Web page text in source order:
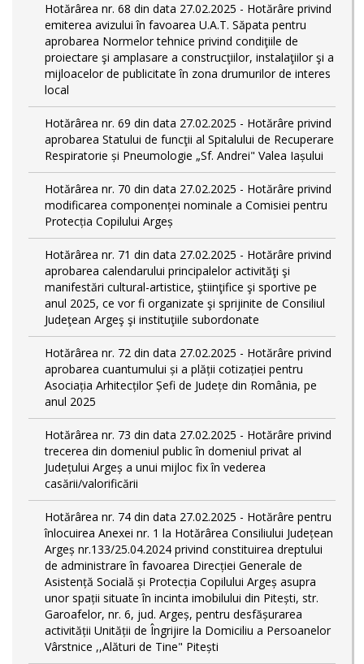
Hotărârea nr. 68 din data 27.02.2025 - Hotărâre privind
emiterea avizului în favoarea U.A.T. Săpata pentru
aprobarea Normelor tehnice privind condiţiile de
proiectare şi amplasare a construcţiilor, instalaţiilor şi a
mijloacelor de publicitate în zona drumurilor de interes
local
Hotărârea nr. 69 din data 27.02.2025 - Hotărâre privind
aprobarea Statului de funcţii al Spitalului de Recuperare
Respiratorie și Pneumologie „Sf. Andrei" Valea Iașului
Hotărârea nr. 70 din data 27.02.2025 - Hotărâre privind
modificarea componenței nominale a Comisiei pentru
Protecția Copilului Argeș
Hotărârea nr. 71 din data 27.02.2025 - Hotărâre privind
aprobarea calendarului principalelor activităţi şi
manifestări cultural-artistice, ştiinţifice şi sportive pe
anul 2025, ce vor fi organizate şi sprijinite de Consiliul
Judeţean Argeş şi instituţiile subordonate
Hotărârea nr. 72 din data 27.02.2025 - Hotărâre privind
aprobarea cuantumului și a plății cotizației pentru
Asociația Arhitecților Șefi de Județe din România, pe
anul 2025
Hotărârea nr. 73 din data 27.02.2025 - Hotărâre privind
trecerea din domeniul public în domeniul privat al
Județului Argeș a unui mijloc fix în vederea
casării/valorificării
Hotărârea nr. 74 din data 27.02.2025 - Hotărâre pentru
înlocuirea Anexei nr. 1 la Hotărârea Consiliului Județean
Argeș nr.133/25.04.2024 privind constituirea dreptului
de administrare în favoarea Direcției Generale de
Asistență Socială și Protecția Copilului Argeș asupra
unor spații situate în incinta imobilului din Pitești, str.
Garoafelor, nr. 6, jud. Argeș, pentru desfășurarea
activității Unității de Îngrijire la Domiciliu a Persoanelor
Vârstnice ,,Alături de Tine" Pitești